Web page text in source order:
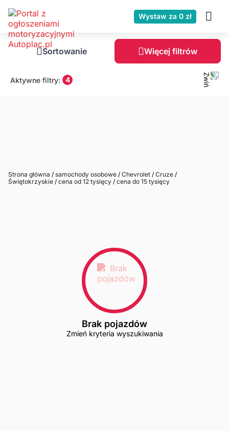
Wystaw za 0 zł
Sortowanie Więcej filtrów
Aktywne filtry: 4
Strona główna / samochody osobowe / Chevrolet / Cruze /
Świętokrzyskie / cena od 12 tysięcy / cena do 15 tysięcy
Brak pojazdów
Zmień kryteria wyszukiwania